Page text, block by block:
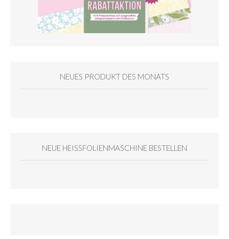
NEUES PRODUKT DES MONATS
NEUE HEISSFOLIENMASCHINE BESTELLEN